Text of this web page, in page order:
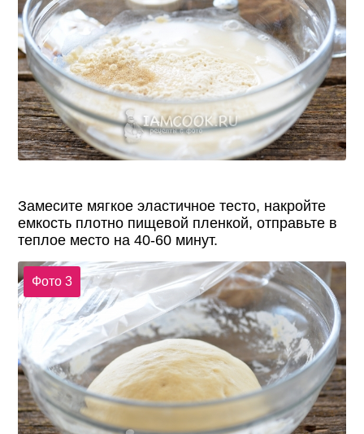
Замесите мягкое эластичное тесто, накройте
емкость плотно пищевой пленкой, отправьте в
теплое место на 40-60 минут.
Фото 3